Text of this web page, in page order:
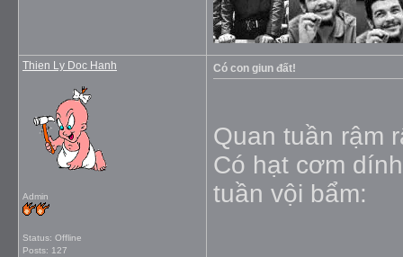
Thien Ly Doc Hanh
Admin
Status: Offline
Posts: 127
Có con giun đất!
Quan tuần rậm
Có hạt cơm
tuần vội bẩm: